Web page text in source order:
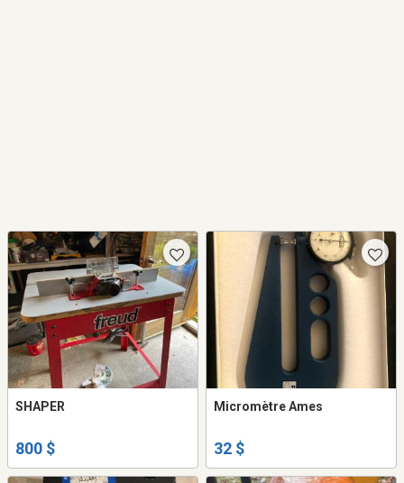
SHAPER
800 $
Micromètre Ames
32 $